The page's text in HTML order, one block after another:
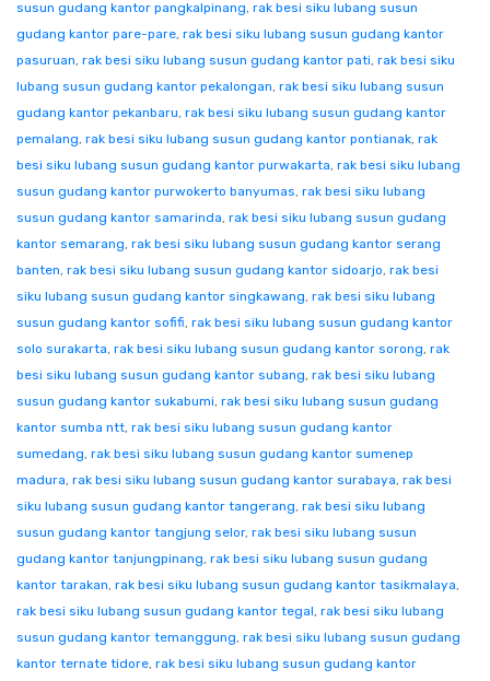
susun gudang kantor pangkalpinang, rak besi siku lubang susun
gudang kantor pare-pare, rak besi siku lubang susun gudang kantor
pasuruan, rak besi siku lubang susun gudang kantor pati, rak besi siku
lubang susun gudang kantor pekalongan, rak besi siku lubang susun
gudang kantor pekanbaru, rak besi siku lubang susun gudang kantor
pemalang, rak besi siku lubang susun gudang kantor pontianak, rak
besi siku lubang susun gudang kantor purwakarta, rak besi siku lubang
susun gudang kantor purwokerto banyumas, rak besi siku lubang
susun gudang kantor samarinda, rak besi siku lubang susun gudang
kantor semarang, rak besi siku lubang susun gudang kantor serang
banten, rak besi siku lubang susun gudang kantor sidoarjo, rak besi
siku lubang susun gudang kantor singkawang, rak besi siku lubang
susun gudang kantor sofifi, rak besi siku lubang susun gudang kantor
solo surakarta, rak besi siku lubang susun gudang kantor sorong, rak
besi siku lubang susun gudang kantor subang, rak besi siku lubang
susun gudang kantor sukabumi, rak besi siku lubang susun gudang
kantor sumba ntt, rak besi siku lubang susun gudang kantor
sumedang, rak besi siku lubang susun gudang kantor sumenep
madura, rak besi siku lubang susun gudang kantor surabaya, rak besi
siku lubang susun gudang kantor tangerang, rak besi siku lubang
susun gudang kantor tangjung selor, rak besi siku lubang susun
gudang kantor tanjungpinang, rak besi siku lubang susun gudang
kantor tarakan, rak besi siku lubang susun gudang kantor tasikmalaya,
rak besi siku lubang susun gudang kantor tegal, rak besi siku lubang
susun gudang kantor temanggung, rak besi siku lubang susun gudang
kantor ternate tidore, rak besi siku lubang susun gudang kantor